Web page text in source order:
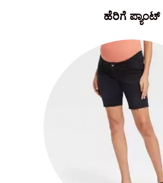
ಹೆರಿಗೆ ಪ್ಯಾಂಟ್